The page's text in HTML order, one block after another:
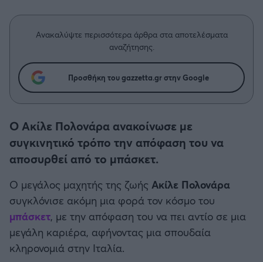
Άρης
ΟΦΗ
Ατρόμητος Αθηνών
Αστέρας Τρίπολης
Παναιτωλικός
Μια Ιστορία από την Πόλη
Κύπελλο Ελλάδας Μπάσκετ
Μπάσκετ: Γερμανία
Μπάσκετ: Γαλλία
ABA LIGA
NCAA
Μπάσκετ: Ισραήλ
Μπάσκετ: Λιθουανία
Ανακαλύψτε περισσότερα άρθρα στα αποτελέσματα
αναζήτησης.
Προσθήκη του gazzetta.gr στην Google
Ο Ακίλε Πολονάρα ανακοίνωσε με
συγκινητικό τρόπο την απόφαση του να
αποσυρθεί από το μπάσκετ.
Ο μεγάλος μαχητής της ζωής Ακίλε Πολονάρα
συγκλόνισε ακόμη μια φορά τον κόσμο του
μπάσκετ, με την απόφαση του να πει αντίο σε μια
μεγάλη καριέρα, αφήνοντας μια σπουδαία
κληρονομιά στην Ιταλία.